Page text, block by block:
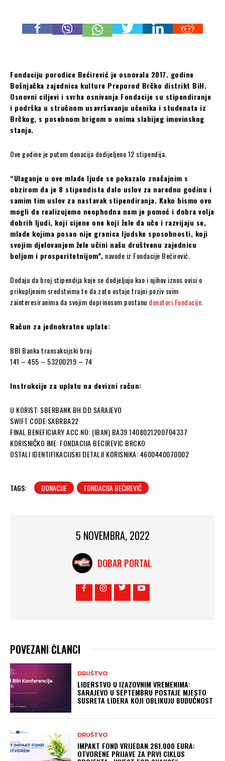
Fondaciju porodice Bećirević je osnovala 2017. godine
Bošnjačka zajednica kulture Preporod Brčko distrikt BiH.
Osnovni ciljevi i svrha osnivanja Fondacije su stipendiranje
i podrška u stručnom usavršavanju učenika i studenata iz
Brčkog, s posebnom brigom o onima slabijeg imovinskog
stanja.
Ove godine je putem donacija dodijeljeno 12 stipendija.
“Ulaganje u ove mlade ljude se pokazalo značajnim s
obzirom da je 8 stipendista dalo uslov za narednu godinu i
samim tim uslov za nastavak stipendiranja. Kako bismo ovo
mogli da realizujemo neophodna nam je pomoć i dobra volja
dobrih ljudi, koji cijene one koji žele da uče i razvijaju se,
mlade kojima posao nije granica ljudske sposobnosti, koji
svojim djelovanjem žele učini našu društvenu zajednicu
boljom i prosperitetnijom”, navode iz Fondacije Bećirević.
Dodaju da broj stipendija koje se dodjeljuju kao i njihov iznos ovisi o
prikupljenim sredstvima te da zato ostaje trajni poziv svim
zainteresiranima da svojim doprinosom postanu donatori Fondacije
Račun za jednokratne uplate:
BBI Banka transakcijski broj
141 – 455 – 53200219 – 74
Instrukcije za uplatu na devizni račun:
U KORIST: SBERBANK BH DD SARAJEVO
SWIFT CODE:SABRBA22
FINAL BENEFICIARY ACC NO: (IBAN) BA39 1408021200704337
KORISNIČKO IME: FONDACIJA BECIREVIC BRCKO
OSTALI IDENTIFIKACIJSKI DETALJI KORISNIKA: 4600440070002
TAGS: DONACIJE FONDACIJA BEĆIREVIĆ
5 NOVEMBRA, 2022
DOBAR PORTAL
POVEZANI ČLANCI
DRUŠTVO
LIDERSTVO U IZAZOVNIM VREMENIMA:
SARAJEVO U SEPTEMBRU POSTAJE MJESTO
SUSRETA LIDERA KOJI OBLIKUJU BUDUĆNOST
DRUŠTVO
IMPAKT FOND VRIJEDAN 261.000 EURA:
OTVORENE PRIJAVE ZA PRVI CIKLUS